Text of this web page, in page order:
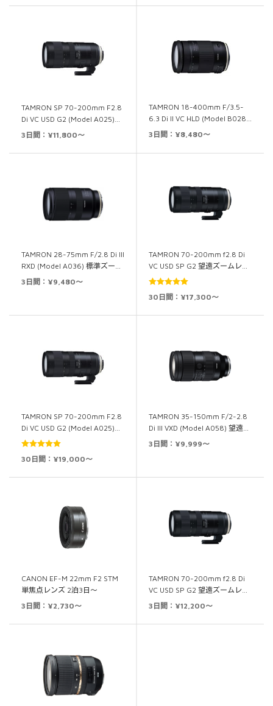
TAMRON SP 70-200mm F2.8
Di VC USD G2 (Model A025)…
3日間：¥11,800～
TAMRON 18-400mm F/3.5-
6.3 Di II VC HLD (Model B028…
3日間：¥8,480～
TAMRON 28-75mm F/2.8 Di III
RXD (Model A036) 標準ズー…
3日間：¥9,480～
TAMRON 70-200mm f2.8 Di
VC USD SP G2 望遠ズームレ…
5段階中
30日間：¥17,300～
TAMRON SP 70-200mm F2.8
Di VC USD G2 (Model A025)…
5段階中
30日間：¥19,000～
TAMRON 35-150mm F/2-2.8
Di III VXD (Model A058) 望遠…
3日間：¥9,999～
CANON EF-M 22mm F2 STM
単焦点レンズ 2泊3日～
3日間：¥2,730～
TAMRON 70-200mm f2.8 Di
VC USD SP G2 望遠ズームレ…
3日間：¥12,200～